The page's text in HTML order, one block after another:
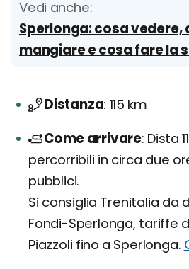
Vedi anche:
Sperlonga: cosa vedere,
mangiare e cosa fare la
Distanza 115 km
Come arrivare Dista
percorribili in circa due
pubblici.
Si consiglia Trenitalia da
Fondi-Sperlonga, tariffe
Piazzoli fino a Sperlonga.